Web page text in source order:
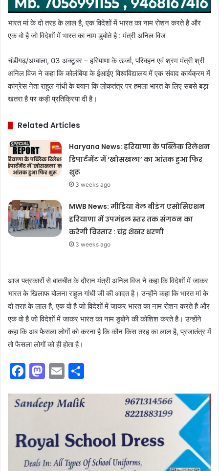
भारत मां के दो तरह के लाल है, एक विदेशों में भारत का नाम रोशन करते है और
एक वो है जो विदेशों में भारत का नाम डुबोते है : मंत्री अनिल विज
चंडीगढ़/अम्बाला, 03 अक्टूबर – हरियाणा के ऊर्जा, परिवहन एवं श्रम मंत्री श्री
अनिल विज ने कहा कि कोलंबिया के ईआईए विश्वविद्यालय में एक संवाद कार्यक्रम में
कांग्रेस नेता राहुल गांधी के बयान कि लोकतंत्र पर हमला भारत के लिए सबसे बड़ा
खतरा है पर कड़ी प्रतिक्रिया दी है।
Related Articles
Haryana News: हरियाणा के पब्लिक रिलेशन
डिपार्टमेंट में ‘खोसखला’ का आंतक हुआ फिर
शुरू
3 weeks ago
MWB News: मीडिया वेल बीइंग एसोसिएशन
हरियाणा में उपमंडल स्तर तक संगठन का
करेगी विस्तार : चंद्र शेखर धरणी
3 weeks ago
आज पत्रकारों से बातचीत के दौरान मंत्री अनिल विज ने कहा कि विदेशों में जाकर
भारत के खिलाफ बोलना राहुल गांधी जी की आदत है। उन्होंने कहा कि भारत मां के
दो तरह के लाल है, एक वो है जो विदेशों में जाकर भारत का नाम रोशन करते है और
एक वो है जो विदेशों में जाकर भारत का नाम डुबोने की कोशिश करते है। उन्होंने
कहा कि अब फैसला लोगों को करना है कि कौन किस तरह का लाल है, प्रजातंत्र में
तो फैसला लोगों को ही होता है।
F
c
b
o
o
M
st
o
d
o
n
E
ai ar